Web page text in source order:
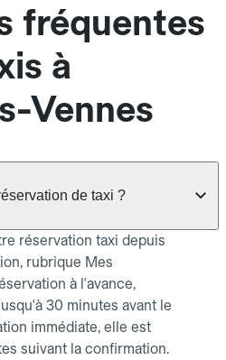
fréquentes
à
Vennes
de taxi ?
réservation taxi depuis
rubrique Mes
à l'avance,
30 minutes avant le
immédiate, elle est
suivant la confirmation.